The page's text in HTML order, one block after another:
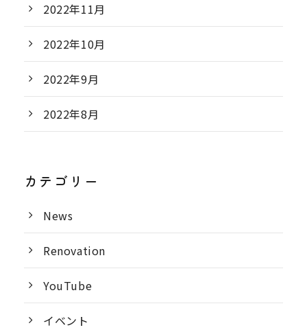
2022年11月
2022年10月
2022年9月
2022年8月
カテゴリー
News
Renovation
YouTube
イベント